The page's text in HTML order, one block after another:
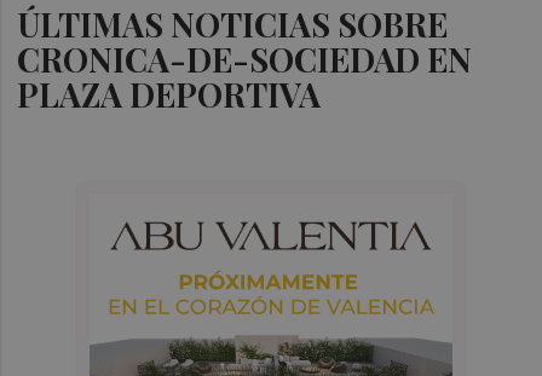
ÚLTIMAS NOTICIAS SOBRE
CRONICA-DE-SOCIEDAD EN
PLAZA DEPORTIVA